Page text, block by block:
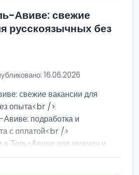
Авиве: свежие
русскоязычных без
16.06.2026
свежие вакансии для
опыта<br />
Авиве: подработка и
с оплатой<br />
в Тель-Авиве для мужчин и